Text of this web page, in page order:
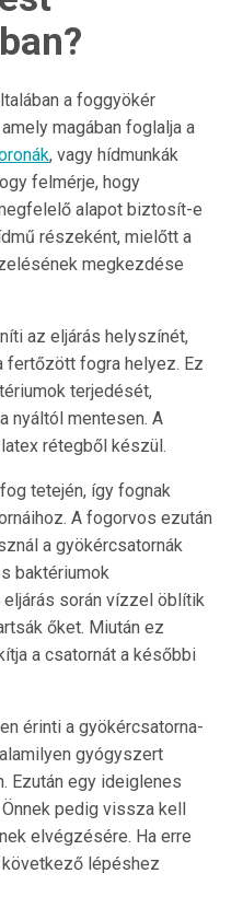
a foggyökér
magában foglalja a
, vagy hídmunkák
felmérje, hogy
alapot biztosít-e
részeként, mielőtt a
megkezdése
az eljárás helyszínét,
fertőzött fogra helyez. Ez
terjedését,
nyáltól mentesen. A
rétegből készül.
tetején, így fognak
A fogorvos ezután
a gyökércsatornák
baktériumok
során vízzel öblítik
őket. Miután ez
a csatornát a későbbi
érinti a gyökércsatorna-
gyógyszert
Ezután egy ideiglenes
pedig vissza kell
elvégzésére. Ha erre
lépéshez